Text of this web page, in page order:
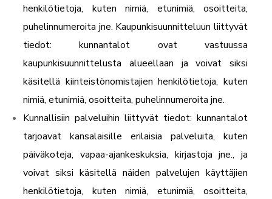
henkilötietoja, kuten nimiä, etunimiä, osoitteita,
puhelinnumeroita jne. Kaupunkisuunnitteluun liittyvät
tiedot: kunnantalot ovat vastuussa
kaupunkisuunnittelusta alueellaan ja voivat siksi
käsitellä kiinteistönomistajien henkilötietoja, kuten
nimiä, etunimiä, osoitteita, puhelinnumeroita jne.
Kunnallisiin palveluihin liittyvät tiedot: kunnantalot
tarjoavat kansalaisille erilaisia palveluita, kuten
päiväkoteja, vapaa-ajankeskuksia, kirjastoja jne., ja
voivat siksi käsitellä näiden palvelujen käyttäjien
henkilötietoja, kuten nimiä, etunimiä, osoitteita,